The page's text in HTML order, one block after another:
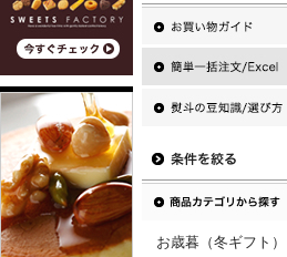
お歳暮（冬ギフト）